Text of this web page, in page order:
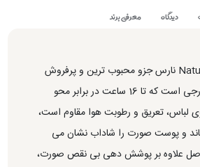
دیدگاه معرفی برند
کرم پودر Natural Radiant نارس جزو محبوب ترین و پرفروش
ترین کرم پودر های خارجی است که تا 16 ساعت در برابر محو
تعریق و رطوبت هوا مقاوم است،
و پوست صورت را شاداب نشان می
علاوه بر پوشش دهی بی نقص صورت،